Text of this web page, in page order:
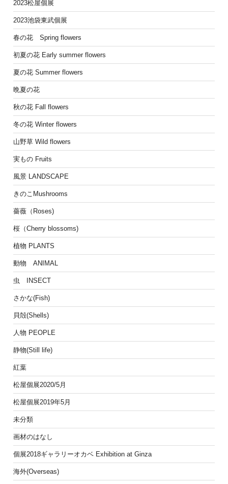
2023松屋個展
2023池袋東武個展
春の花 Spring flowers
初夏の花 Early summer flowers
夏の花 Summer flowers
晩夏の花
秋の花 Fall flowers
冬の花 Winter flowers
山野草 Wild flowers
実もの Fruits
風景 LANDSCAPE
きのこMushrooms
薔薇（Roses)
桜（Cherry blossoms)
植物 PLANTS
動物 ANIMAL
虫 INSECT
さかな(Fish)
貝殻(Shells)
人物 PEOPLE
静物(Still life)
紅葉
松屋個展2020/5月
松屋個展2019年5月
未分類
画材のはなし
個展2018ギャラリーオカベ Exhibition at Ginza
海外(Overseas)